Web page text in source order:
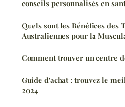
conseils personnalisés en
Quels sont les Bénéfices des
Australiennes pour la
Comment trouver un centre
Guide d'achat : trouvez le
2024